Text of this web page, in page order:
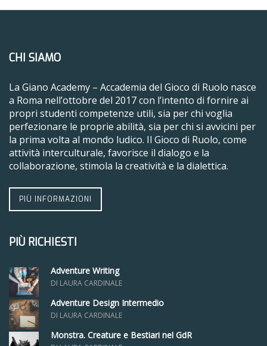
CHI SIAMO
La Giano Academy – Accademia del Gioco di Ruolo nasce
a Roma nell’ottobre del 2017 con l’intento di fornire ai
propri studenti competenze utili, sia per chi voglia
perfezionare le proprie abilità, sia per chi si avvicini per
la prima volta al mondo ludico. Il Gioco di Ruolo, come
attività interculturale, favorisce il dialogo e la
collaborazione, stimola la creatività e la dialettica.
PIÙ INFORMAZIONI
PIÙ RICHIESTI
Adventure Writing
DI LAURA CARDINALE
Adventure Design Intermedio
DI LAURA CARDINALE
Monstra. Creature e Bestiari nel GdR